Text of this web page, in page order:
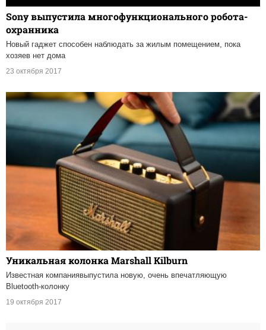
Sony выпустила многофункционального робота-
охранника
Новый гаджет способен наблюдать за жилым помещением, пока
хозяев нет дома
23 октября 2017
Уникальная колонка Marshall Kilburn
Известная компаниявыпустила новую, очень впечатляющую
Bluetooth-колонку
19 октября 2017